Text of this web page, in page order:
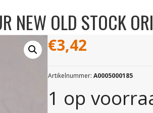
OLD STOCK
€3,42
Artikelnummer: A0005000185
1 op